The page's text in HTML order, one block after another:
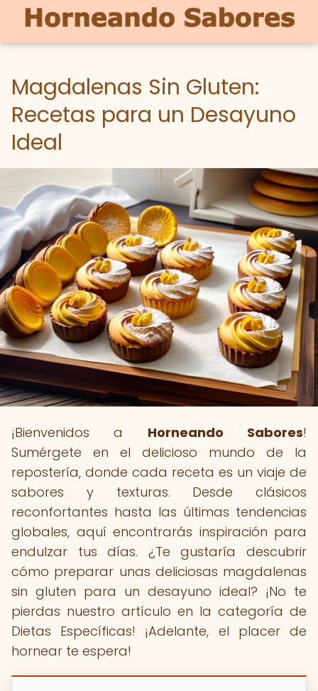
Magdalenas Sin Gluten:
Recetas para un Desayuno
Ideal
¡Bienvenidos a Horneando Sabores!
Sumérgete en el delicioso mundo de la
repostería, donde cada receta es un viaje de
sabores y texturas. Desde clásicos
reconfortantes hasta las últimas tendencias
globales, aquí encontrarás inspiración para
endulzar tus días. ¿Te gustaría descubrir
cómo preparar unas deliciosas magdalenas
sin gluten para un desayuno ideal? ¡No te
pierdas nuestro artículo en la categoría de
Dietas Específicas! ¡Adelante, el placer de
hornear te espera!